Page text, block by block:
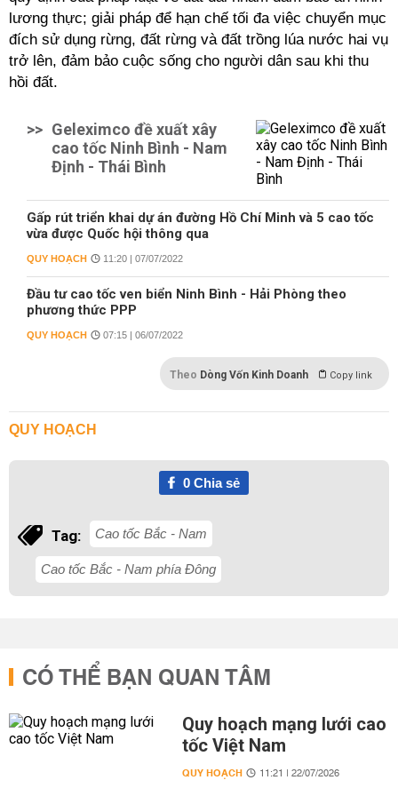
lương thực; giải pháp để hạn chế tối đa việc chuyển mục
đích sử dụng rừng, đất rừng và đất trồng lúa nước hai vụ
trở lên, đảm bảo cuộc sống cho người dân sau khi thu
hồi đất.
>> Geleximco đề xuất xây
cao tốc Ninh Bình - Nam
Định - Thái Bình
Gấp rút triển khai dự án đường Hồ Chí Minh và 5 cao tốc
vừa được Quốc hội thông qua
QUY HOẠCH 11:20 | 07/07/2022
Đầu tư cao tốc ven biển Ninh Bình - Hải Phòng theo
phương thức PPP
QUY HOẠCH 07:15 | 06/07/2022
Theo Dòng Vốn Kinh Doanh Copy link
QUY HOẠCH
0Chia sẻ
Tag: Cao tốc Bắc - Nam
Cao tốc Bắc - Nam phía Đông
CÓ THỂ BẠN QUAN TÂM
Quy hoạch mạng lưới cao
tốc Việt Nam
QUY HOẠCH 11:21 | 22/07/2026